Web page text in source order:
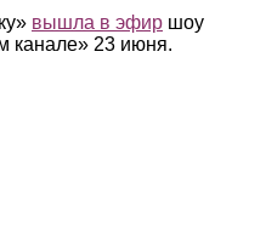
вышла в эфир шоу
канале» 23 июня.